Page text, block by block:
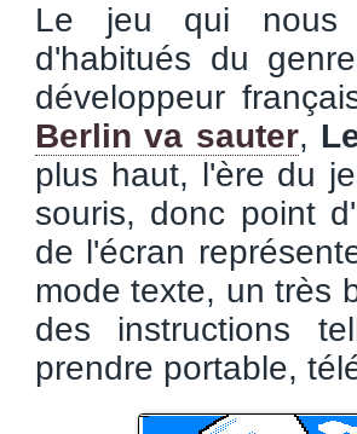
Le jeu qui nous
d'habitués du
développeur
Berlin va sauter,
plus haut, l'ère du
souris, donc point
de l'écran
mode texte, un très
des instructions
prendre portable,